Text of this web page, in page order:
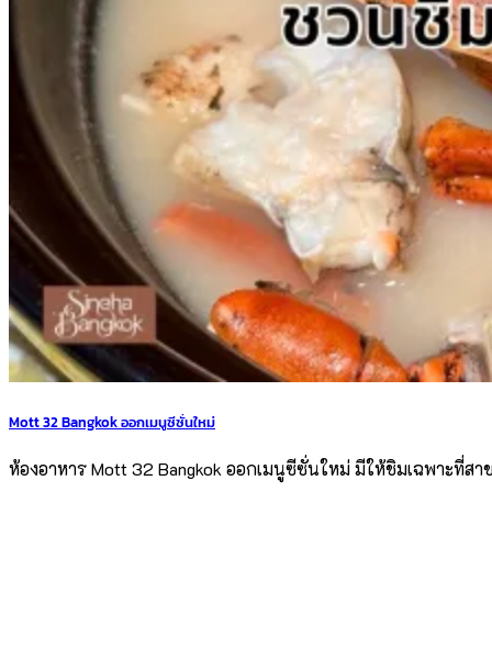
Mott 32 Bangkok ออกเมนูซีซั่นใหม่
ห้องอาหาร Mott 32 Bangkok ออกเมนูซีซั่นใหม่ มีให้ชิมเฉพาะที่ส